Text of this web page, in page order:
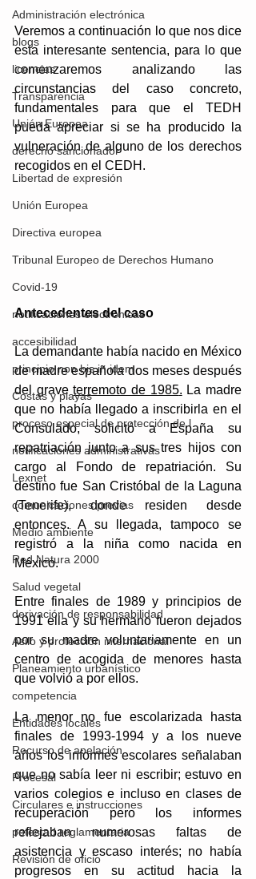
Administración electrónica
blogs
licencias
Transparencia
Unión Europea
derecho sancionador
Libertad de expresión
Unión Europea
Directiva europea
Tribunal Europeo de Derechos Humano
Covid-19
notificaciones electrónicas
accesibilidad
principio non bis in idem
Costas y playas
proceso especial de protección de l
notificaciones administrativas
Lexnet
comunicaciones previas
Medio ambiente
Red Natura 2000
Salud vegetal
derivación de responsabilidad
Asilo y protección internacional
Planeamiento urbanístico
competencia
Entidades locales
Recurso de apelación
Procesal
Circulares e instrucciones
potestad reglamentaria
Revisión de oficio
Veremos a continuación lo que nos dice
esta interesante sentencia, para lo que
comenzaremos analizando las
circunstancias del caso concreto,
fundamentales para que el TEDH
pueda apreciar si se ha producido la
vulneración de alguno de los derechos
recogidos en el CEDH.
Antecedentes del caso
La demandante había nacido en México
de madre española dos meses después
del grave terremoto de 1985. La madre
que no había llegado a inscribirla en el
Consulado, solicitó a España su
repatriación junto a sus tres hijos con
cargo al Fondo de repatriación. Su
destino fue San Cristóbal de la Laguna
(Tenerife), donde residen desde
entonces. A su llegada, tampoco se
registró a la niña como nacida en
México.
Entre finales de 1989 y principios de
1991 ella y su hermano fueron dejados
por su madre voluntariamente en un
centro de acogida de menores hasta
que volvió a por ellos.
La menor no fue escolarizada hasta
finales de 1993-1994 y a los nueve
años los informes escolares señalaban
que no sabía leer ni escribir; estuvo en
varios colegios e incluso en clases de
recuperación pero los informes
reflejaban numerosas faltas de
asistencia y escaso interés; no había
progresos en su actitud hacia la